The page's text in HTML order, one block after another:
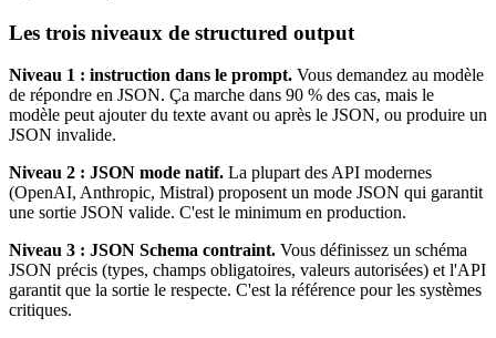
Les trois niveaux de structured output
Niveau 1 : instruction dans le prompt. Vous demandez au modèle
de répondre en JSON. Ça marche dans 90 % des cas, mais le
modèle peut ajouter du texte avant ou après le JSON, ou produire un
JSON invalide.
Niveau 2 : JSON mode natif. La plupart des API modernes
(OpenAI, Anthropic, Mistral) proposent un mode JSON qui garantit
une sortie JSON valide. C'est le minimum en production.
Niveau 3 : JSON Schema contraint. Vous définissez un schéma
JSON précis (types, champs obligatoires, valeurs autorisées) et l'API
garantit que la sortie le respecte. C'est la référence pour les systèmes
critiques.